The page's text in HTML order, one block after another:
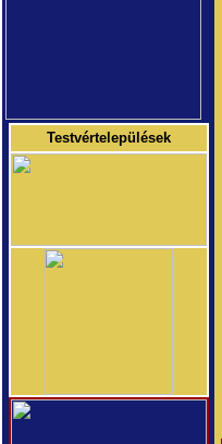
Testvértelepülések